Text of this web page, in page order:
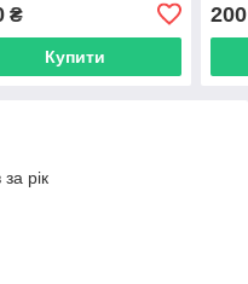
₴
Купити
200
рік